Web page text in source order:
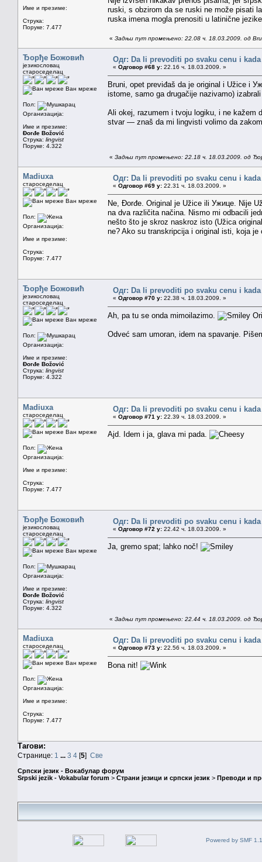
Име и презиме:
Струка:
Поруке: 7.477
ruski, s obzirom da se ruski ne može pisati
ruska imena mogla prenositi u latinične
« Задњи пут промењено: 22.08 ч. 18.03.2009. од
Ђорђе Божовић
језикословац
староседелац
Ван мреже
Пол:
Организација:
Име и презиме:
Đorđe Božović
Струка: lingvist
Поруке: 4.322
Одг: Da li prevoditi po svaku cenu i
« Одговор #68 у: 22.16 ч. 18.03.2009. »
Bruni, opet previđaš da je original i Užice i
istome, samo ga drugačije nazivamo)
Ali okej, razumem i tvoju logiku, i ne kažem
stvar — znaš da mi lingvisti volimo da
« Задњи пут промењено: 22.18 ч. 18.03.2009. од
Madiuxa
староседелац
Ван мреже
Пол:
Организација:
Име и презиме:
Струка:
Поруке: 7.477
Одг: Da li prevoditi po svaku cenu i
« Одговор #69 у: 22.31 ч. 18.03.2009. »
Ne, Đorđe. Original je Užice ili Ужице. Nije
na dva različita načina. Nismo mi odbacili
nešto što je skroz naskroz isto (Užica
ne? Ako su transkripcija i original isti, koja je
Ђорђе Божовић
језикословац
староседелац
Ван мреже
Пол:
Организација:
Име и презиме:
Đorđe Božović
Струка: lingvist
Поруке: 4.322
Одг: Da li prevoditi po svaku cenu i
« Одговор #70 у: 22.38 ч. 18.03.2009. »
Ah, pa tu se onda mimoilazimo.
Odveć sam umoran, idem na spavanje.
Madiuxa
староседелац
Ван мреже
Пол:
Организација:
Име и презиме:
Струка:
Поруке: 7.477
Одг: Da li prevoditi po svaku cenu i
« Одговор #71 у: 22.39 ч. 18.03.2009. »
Ajd. Idem i ja, glava mi pada.
Ђорђе Божовић
језикословац
староседелац
Ван мреже
Пол:
Организација:
Име и презиме:
Đorđe Božović
Струка: lingvist
Поруке: 4.322
Одг: Da li prevoditi po svaku cenu i
« Одговор #72 у: 22.42 ч. 18.03.2009. »
Ja, gremo spat; lahko noč!
« Задњи пут промењено: 22.44 ч. 18.03.2009. од
Madiuxa
староседелац
Ван мреже
Пол:
Организација:
Име и презиме:
Струка:
Поруке: 7.477
Одг: Da li prevoditi po svaku cenu i
« Одговор #73 у: 22.56 ч. 18.03.2009. »
Bona nit!
Тагови:
Странице: 1 ... 3 4 [5] Све
Српски језик - Вокабулар форум
Srpski jezik - Vokabular forum > Страни језици и српски језик > Преводи и
Powered by SMF